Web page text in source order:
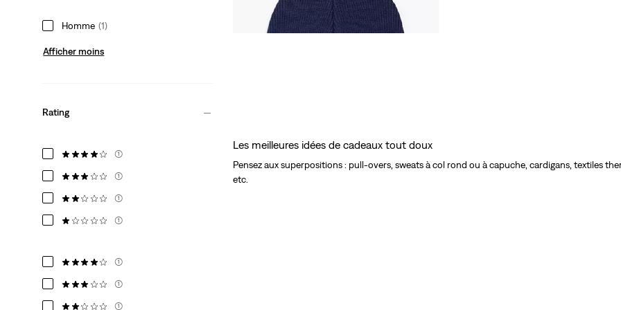
Homme (1)
Afficher moins
Rating
(1)
(1)
(1)
(1)
(1)
(1)
(1)
Price
was
de remisesur le prix le plus bas 30 jours
(18,00 €)
Les meilleures idées de cadeaux tout doux
Pensez aux superpositions : pull-overs, sweats à col rond ou à capuche, cardigans, textiles
etc.